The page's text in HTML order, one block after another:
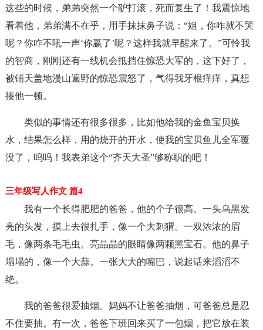
这些的时候，弟弟突然一个驴打滚，死而复生了！我震惊地
看着他，弟弟满不在乎，用手抹抹鼻子说：“姐，你咋就不哭
呢？你咋不吼一声‘你赢了’呢？这样我就早醒来了。”可怜我
的智商，刚刚还有一线机会抵挡住惊恐大军的，这下好了，
被铺天盖地漫山遍野的惊恐震怒了，气得我牙根痒痒，真想
揍他一顿。
类似的事情还有很多很多，比如他给我的金鱼宝贝换
水，结果怎么样，用的烧开的开水，使我的宝贝鱼儿全军覆
没了，呜呜！我表弟这个“齐天大圣”够称职的吧！
三年级写人作文 篇4
我有一个长得肥肥的爸爸，他的个子很高。一头乌黑发
亮的头发，摸上去很扎手，像一个大刺猬。一双浓浓的眉
毛，像两条毛毛虫。亮晶晶的眼睛像两颗黑宝石。他的鼻子
塌塌的，像一个大蒜。一张大大的嘴巴，说起话来滔滔不
绝。
我的爸爸很爱抽烟。妈妈不让爸爸抽烟，可爸爸总是忍
不住要抽。有一次，爸爸下班回来买了一包烟，把它放在装